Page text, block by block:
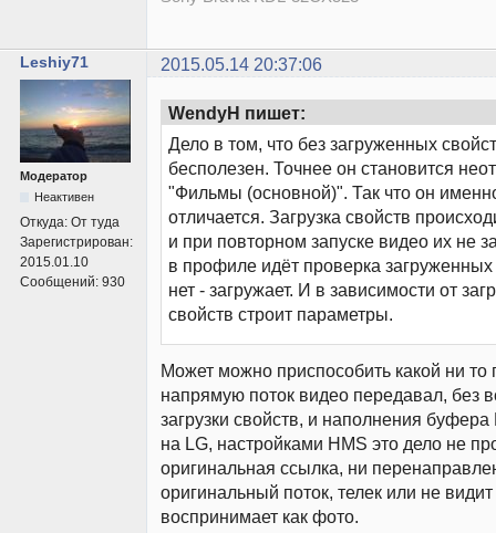
Leshiy71 2015.05.14 20:37:06
Модератор
Неактивен
Откуда: От туда
Зарегистрирован:
2015.01.10
Сообщений: 930
WendyH пишет:
Дело в том, что без загруженных
бесполезен. Точнее он становится
"Фильмы (основной)". Так что он
отличается. Загрузка свойств
и при повторном запуске видео их не
в профиле идёт проверка загруженных
нет - загружает. И в зависимости от
свойств строит параметры.
Может можно приспособить какой ни
напрямую поток видео передавал, без
загрузки свойств, и наполнения
на LG, настройками HMS это дело не
оригинальная ссылка, ни
оригинальный поток, телек или не
воспринимает как фото.